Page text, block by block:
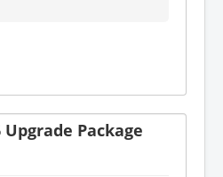
Upgrade Package